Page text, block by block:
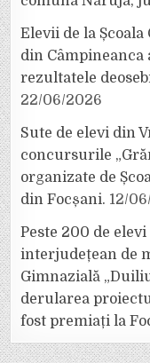
Elevii de la
din
rezultatele
22/06/2026
Sute de elevi din
concursurile
organizate de
din Focșani. 12/
Peste 200 de
interjudețean de
Gimnazială
derularea
fost premiați la